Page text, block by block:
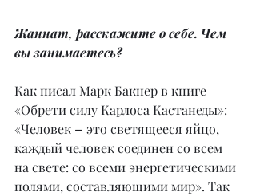
Жаннат, расскажите о себе. Чем
вы занимаетесь?
Как писал Марк Бакнер в книге
«Обрети силу Карлоса Кастанеды»:
«Человек – это светящееся яйцо,
каждый человек соединен со всем
на свете: со всеми энергетическими
полями, составляющими мир». Так